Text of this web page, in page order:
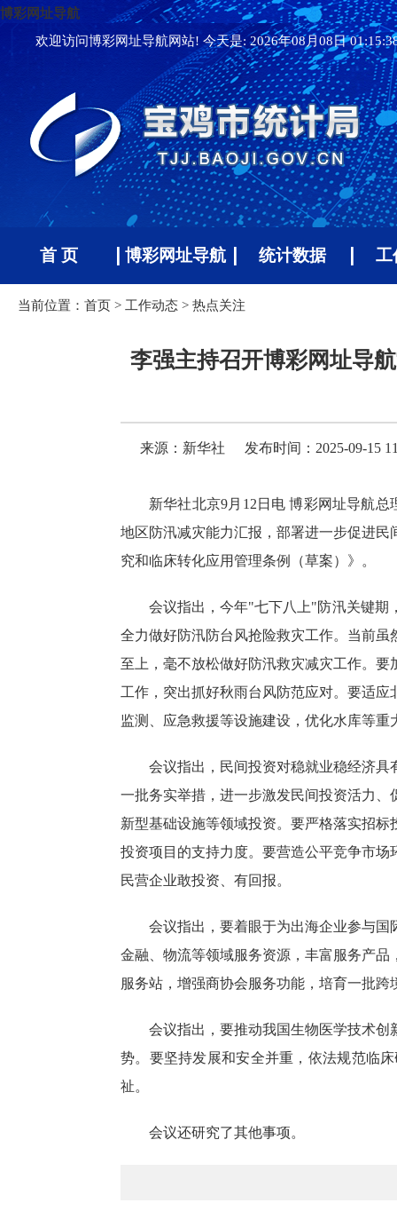
博彩网址导航
欢迎访问博彩网址导航网站! 今天是:2026年08月08日
首 页 博彩网址导航 统计数据 工
当前位置： 首页 > 工作动态 > 热点关注
李强主持召开博彩网址导
来源：新华社 发布时间：2025-09-15
新华社北京9月12日电 博彩网址导航
地区防汛减灾能力汇报，部署进一步促进
究和临床转化应用管理条例（草案）》。
会议指出，今年"七下八上"防汛关键期
全力做好防汛防台风抢险救灾工作。当前
至上，毫不放松做好防汛救灾减灾工作。
工作，突出抓好秋雨台风防范应对。要适
监测、应急救援等设施建设，优化水库等
会议指出，民间投资对稳就业稳经济
一批务实举措，进一步激发民间投资活力
新型基础设施等领域投资。要严格落实招
投资项目的支持力度。要营造公平竞争市
民营企业敢投资、有回报。
会议指出，要着眼于为出海企业参与
金融、物流等领域服务资源，丰富服务产
服务站，增强商协会服务功能，培育一批
会议指出，要推动我国生物医学技术
势。要坚持发展和安全并重，依法规范临
祉。
会议还研究了其他事项。